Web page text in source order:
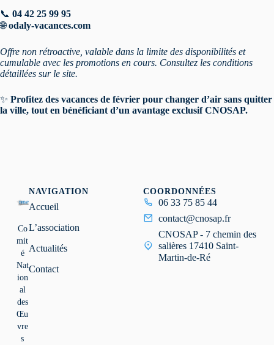
📞 04 42 25 99 95
🌐odaly-vacances.com
Offre non rétroactive, valable dans la limite des disponibilités et
cumulable avec les promotions en cours. Consultez les conditions
détaillées sur le site.
✨ Profitez des vacances de février pour changer d’air sans quitter
la ville, tout en bénéficiant d’un avantage exclusif CNOSAP.
Co
mit
é
Nat
ion
al
des
Œu
vre
s
NAVIGATION
Accueil
L’association
Actualités
Contact
COORDONNÉES
06 33 75 85 44
contact@cnosap.fr
CNOSAP - 7 chemin des
salières 17410 Saint-
Martin-de-Ré